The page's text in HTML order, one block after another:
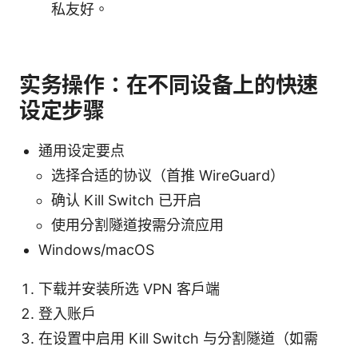
私友好。
实务操作：在不同设备上的快速
设定步骤
通用设定要点
选择合适的协议（首推 WireGuard）
确认 Kill Switch 已开启
使用分割隧道按需分流应用
Windows/macOS
下载并安装所选 VPN 客户端
登入账户
在设置中启用 Kill Switch 与分割隧道（如需